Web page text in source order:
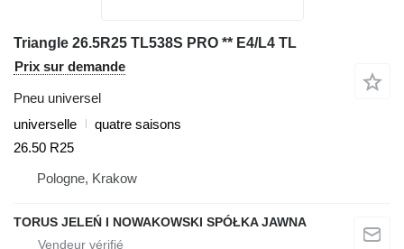
Triangle 26.5R25 TL538S PRO ** E4/L4 TL
Prix sur demande
Pneu universel
universelle
quatre saisons
26.50 R25
Pologne, Krakow
TORUS JELEŃ I NOWAKOWSKI SPÓŁKA JAWNA